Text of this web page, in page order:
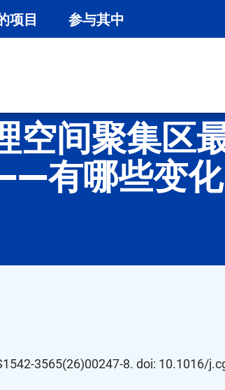
项目 参与其中
空间聚集区
有哪些变化
3565(26)00247-8. doi: 10.1016/